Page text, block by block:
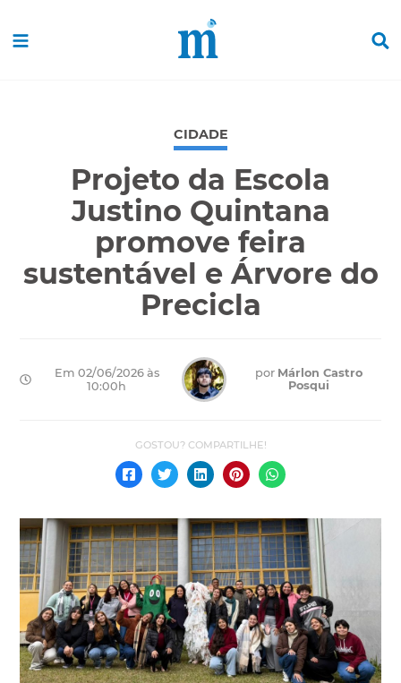
CIDADE
Projeto da Escola
Justino Quintana
promove feira
sustentável e Árvore do
Precicla
Em 02/06/2026 às
10:00h
por Márlon Castro
Posqui